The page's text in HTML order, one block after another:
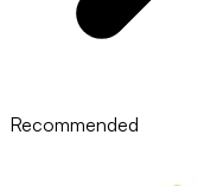
Recommended